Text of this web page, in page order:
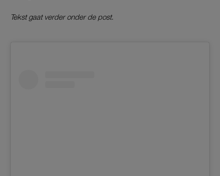
Tekst gaat verder onder de post.